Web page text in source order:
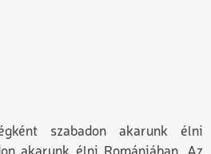
szabadon akarunk élni